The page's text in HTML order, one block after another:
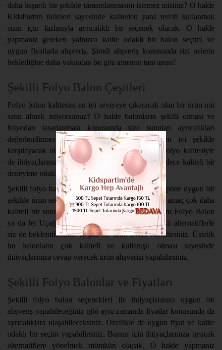
daha başarılı bir şekilde tamamlanmasını istemez misiniz? O halde
KidsPartim ürünleri sayesinde kaliteden yana tercih kullanmak
sizin için fazlasıyla ayrıcalıklı bir seçenek olacak. O halde
yapmanız gereken yalnızca kalite odaklı bir balon seçimi ve
uygun fiyatlarla alışveriş. Şimdi alışveriş konusunda sizi nelerin
beklediğine daha yakından bir göz atmanın tam sırası!
Şekilli Folyo Balon Çeşitleri
Folyo balon kalitesini en iyi seviyeye çıkaracak olan bir ürün mü
satın almak istiyorsunuz? O halde balonların şekilli olması ve
folyodan tasarlanması konusunda size sunulan ayrıcalıkları
değerlendirmeye ne dersiniz? İhtiyaçlarınızı en iyi şekilde
karşılayacak olan şekilli balonlar aynı zamanda folyo kalitesiyle
de ihtiyaçlarınıza uygun bir çözüm sağlar. Size sadece kaliteli bir
deneyime odaklanmak kalır.
Şekilli folyo balonlarda kutlama ya da parti konseptine uygun bir
şekilde ürün seçmek gerekmektedir. Bu kapsamda amaç çok daha
kaliteli bir sonuca ulaşmak olacaktır. Korsan Adam Folyo Balon
ya da Jet Uçağı Folyo Balon gibi birbirinden farklı alternatiflerle
siz de beklentilerinize uygun bir ürün tercih edebilirsiniz. Üstelik
bu balonların çok kaliteli ve kullanışlı olması sayesinde
ihtiyaçlarınıza cevap verecek ürün alışverişi yapabilirsiniz.
Şekilli Folyo Balonlar ve Fiyatları
Şekilli folyo balon seçenekleri ile ihtiyaçlarınıza uygun bir
alışveriş yapabileceğiniz gibi aynı zamanda fiyatlar konusunda da
ayrıcalıklara ulaşabileceksiniz. Özellikle de uygun fiyat ve kalite
odaklı bir seçim yapabilirsiniz. Bunun için ihtiyaçlarınıza uyacak
alternatiflere yönelmek mümkün olacak. O halde yapmanız